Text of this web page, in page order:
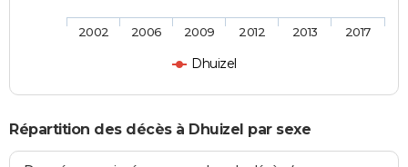
Dhuizel
2002 2006 2009 2012 2013 2017
Répartition des décès à Dhuizel par sexe